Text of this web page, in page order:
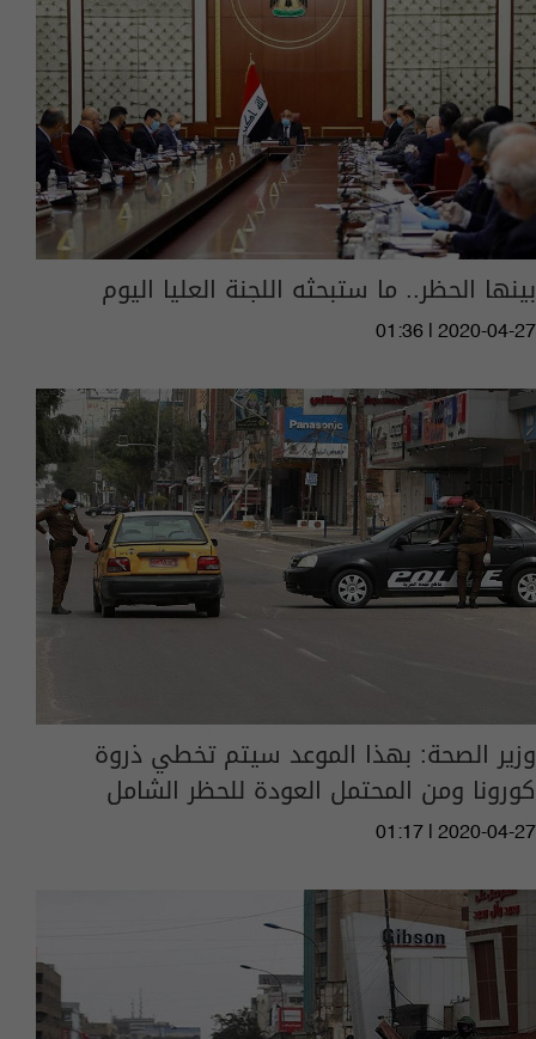
بينها الحظر.. ما ستبحثه اللجنة العليا اليوم
01:36 | 2020-04-27
وزير الصحة: بهذا الموعد سيتم تخطي ذروة
كورونا ومن المحتمل العودة للحظر الشامل
01:17 | 2020-04-27